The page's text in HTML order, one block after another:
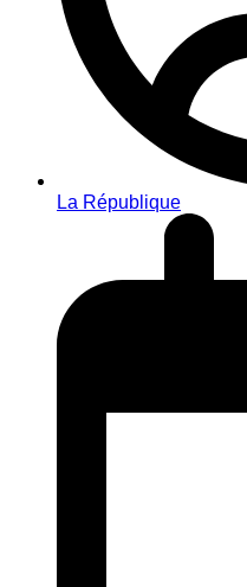
La République